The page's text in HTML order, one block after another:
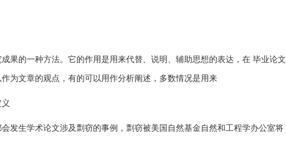
果的一种方法。它的作用是用来代替、说明、辅助思想的表达，在 毕业论文
为文章的观点，有的可以用作分析阐述，多数情况是用来
发生学术论文涉及剽窃的事例，剽窃被美国自然基金自然和工程学办公室将